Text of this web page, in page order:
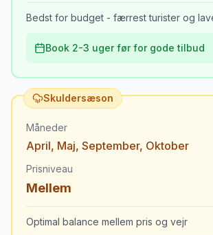
Bedst for budget - færrest turister og
Book 2-3 uger før for gode tilbud
Skuldersæson
Måneder
April, Maj, September, Oktober
Prisniveau
Mellem
Optimal balance mellem pris og vejr